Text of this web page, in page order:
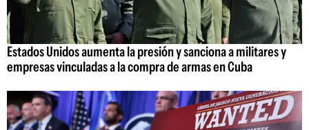
Estados Unidos aumenta la presión y sanciona a militares y
empresas vinculadas a la compra de armas en Cuba